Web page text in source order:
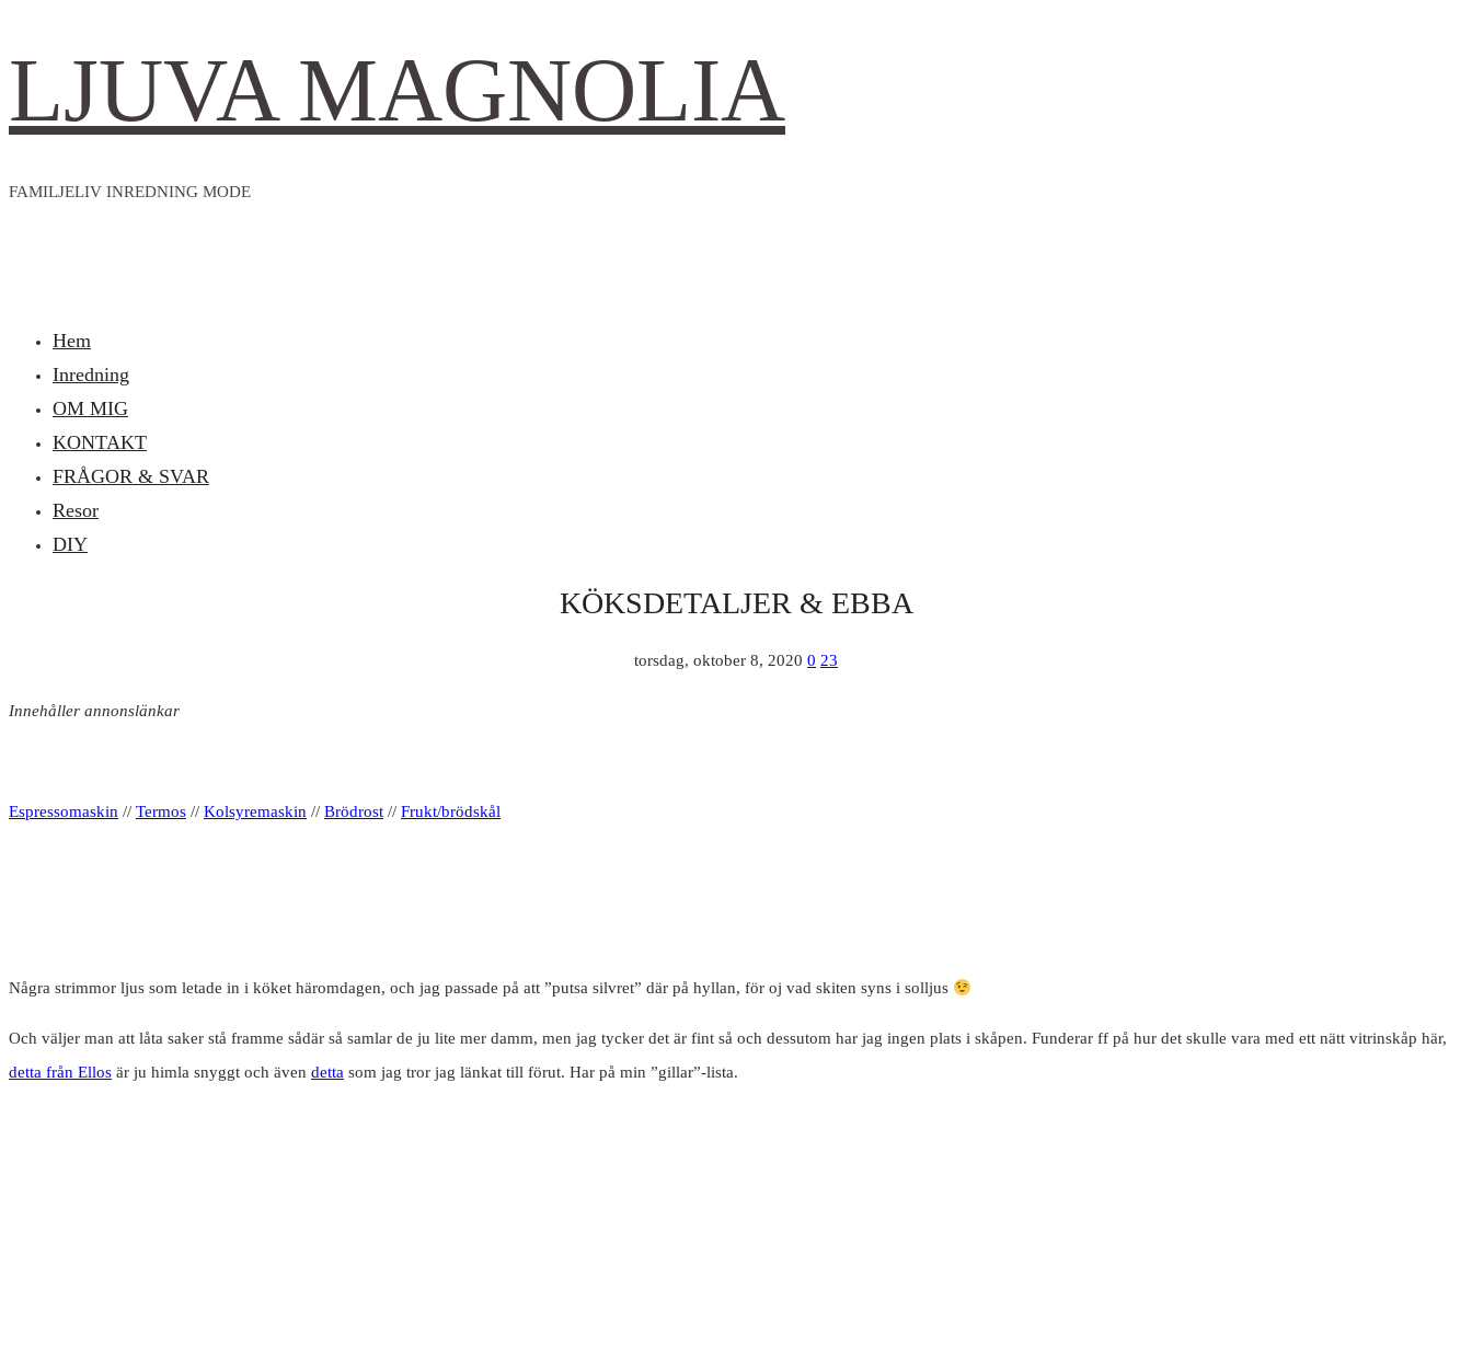
LJUVA MAGNOLIA
FAMILJELIV INREDNING MODE
Hem
Inredning
OM MIG
KONTAKT
FRÅGOR & SVAR
Resor
DIY
KÖKSDETALJER & EBBA
torsdag, oktober 8, 2020 0 23
Innehåller annonslänkar
Espressomaskin // Termos // Kolsyremaskin // Brödrost // Frukt/brödskål
Några strimmor ljus som letade in i köket häromdagen, och jag passade på att ”putsa silvret” där på hyllan, för oj vad skiten syns i solljus
Och väljer man att låta saker stå framme sådär så samlar de ju lite mer damm, men jag tycker det är fint så och dessutom har jag ingen plats i skåpen. Funderar ff på hur det skulle vara med ett nätt vitrinskåp här,
detta från Ellos är ju himla snyggt och även detta som jag tror jag länkat till förut. Har på min ”gillar”-lista.